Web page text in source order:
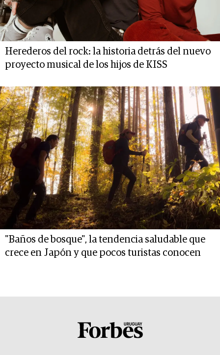
Herederos del rock: la historia detrás del nuevo
proyecto musical de los hijos de KISS
"Baños de bosque", la tendencia saludable que
crece en Japón y que pocos turistas conocen